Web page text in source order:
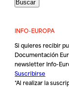
INFO-EUROPA
Si quieres recibir
Documentación
newsletter Info-
Suscribirse
*Al realizar la